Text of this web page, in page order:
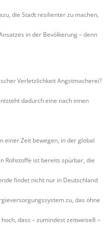
die Stadt resilienter zu machen,
in der Bevölkerung – denn
Verletzlichkeit Angstmacherei?
dadurch eine nach innen
einer Zeit bewegen, in der global
Rohstoffe ist bereits spürbar, die
findet nicht nur in Deutschland
zu, das ohne
dass – zumindest zeitweise8 –